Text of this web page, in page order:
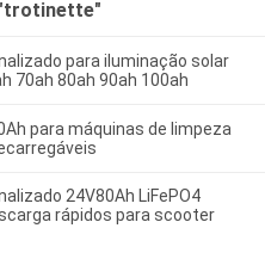
para iluminação solar
70ah 80ah 90ah 100ah
para máquinas de limpeza
24V80Ah LiFePO4
rápidos para scooter